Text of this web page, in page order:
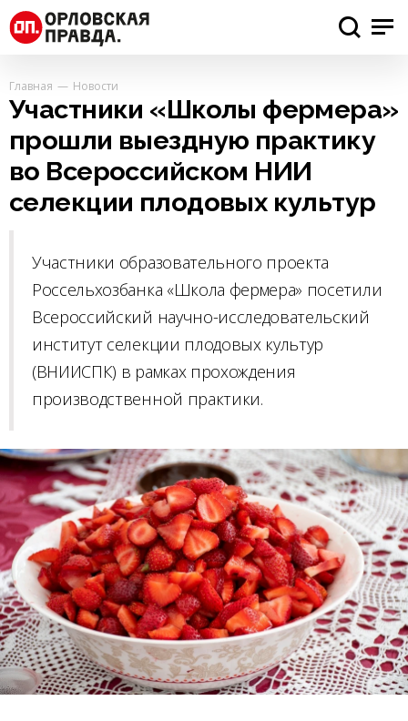
Главная Новости
Участники «Школы фермера»
прошли выездную практику
во Всероссийском НИИ
селекции плодовых культур
Участники образовательного проекта
Россельхозбанка «Школа фермера» посетили
Всероссийский научно-исследовательский
институт селекции плодовых культур
(ВНИИСПК) в рамках прохождения
производственной практики.